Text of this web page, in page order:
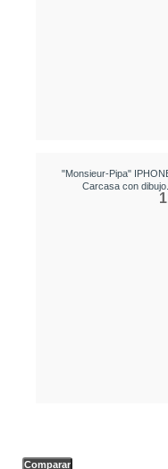
"Monsieur-Pipa"
Carcasa con dibujo...